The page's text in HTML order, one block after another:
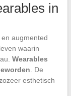
in
augmented
waarin
Wearables
. De
esthetisch